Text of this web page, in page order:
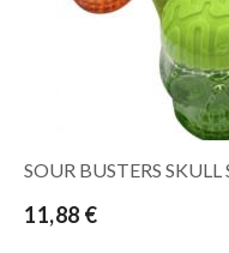
SOUR BUSTERS
11,88 €